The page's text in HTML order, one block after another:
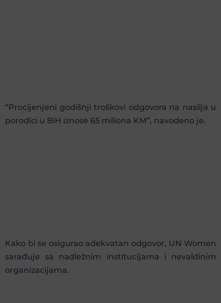
“Procijenjeni godišnji troškovi odgovora na nasilja u
porodici u BiH iznose 65 miliona KM”, navodeno je.
Kako bi se osigurao adekvatan odgovor, UN Women
sarađuje sa nadležnim institucijama i nevaldinim
organizacijama.